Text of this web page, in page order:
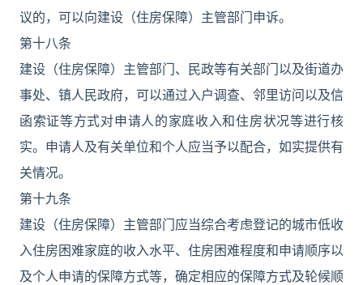
议的，可以向建设（住房保障）主管部门申诉。
第十八条
建设（住房保障）主管部门、民政等有关部门以及街道办
事处、镇人民政府，可以通过入户调查、邻里访问以及信
函索证等方式对申请人的家庭收入和住房状况等进行核
实。申请人及有关单位和个人应当予以配合，如实提供有
关情况。
第十九条
建设（住房保障）主管部门应当综合考虑登记的城市低收
入住房困难家庭的收入水平、住房困难程度和申请顺序以
及个人申请的保障方式等，确定相应的保障方式及轮候顺